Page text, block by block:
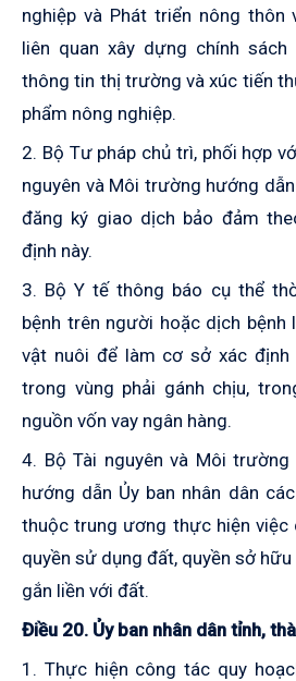
nghiệp và Phát triển nông thôn
liên quan xây dựng chính
thông tin thị trường và xúc tiến
phẩm nông nghiệp.
2. Bộ Tư pháp chủ trì, phối hợp
nguyên và Môi trường hướng
đăng ký giao dịch bảo đảm
định này.
3. Bộ Y tế thông báo cụ thể
bệnh trên người hoặc dịch bệnh
vật nuôi để làm cơ sở xác
trong vùng phải gánh chịu,
nguồn vốn vay ngân hàng.
4. Bộ Tài nguyên và Môi
hướng dẫn Ủy ban nhân dân
thuộc trung ương thực hiện việc
quyền sử dụng đất, quyền sở
gắn liền với đất.
Điều 20. Ủy ban nhân dân tỉnh,
1. Thực hiện công tác quy